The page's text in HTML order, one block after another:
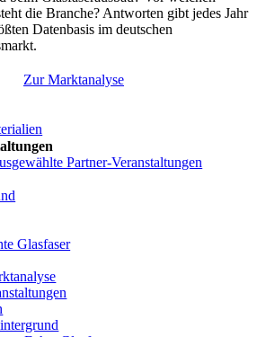
die Branche? Antworten gibt jedes Jahr
Datenbasis im deutschen
Zur Marktanalyse
Partner-Veranstaltungen
Glasfaser